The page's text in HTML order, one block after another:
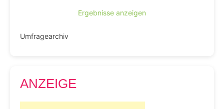
Ergebnisse anzeigen
Umfragearchiv
ANZEIGE